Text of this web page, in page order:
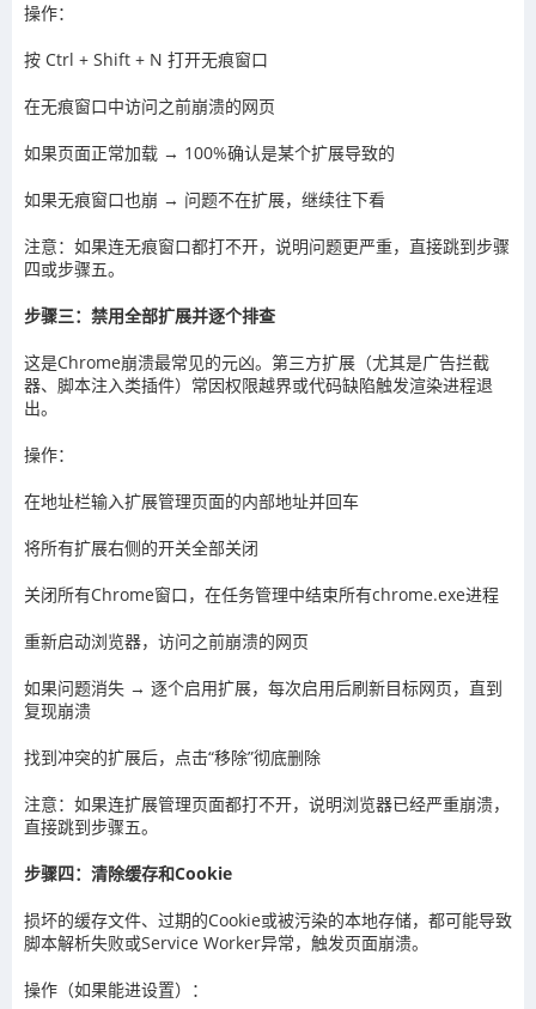
操作：
按 Ctrl + Shift + N 打开无痕窗口
在无痕窗口中访问之前崩溃的网页
如果页面正常加载 → 100%确认是某个扩展导致的
如果无痕窗口也崩 → 问题不在扩展，继续往下看
注意：如果连无痕窗口都打不开，说明问题更严重，直接跳到步骤
四或步骤五。
步骤三：禁用全部扩展并逐个排查
这是Chrome崩溃最常见的元凶。第三方扩展（尤其是广告拦截
器、脚本注入类插件）常因权限越界或代码缺陷触发渲染进程退
出。
操作：
在地址栏输入扩展管理页面的内部地址并回车
将所有扩展右侧的开关全部关闭
关闭所有Chrome窗口，在任务管理中结束所有chrome.exe进程
重新启动浏览器，访问之前崩溃的网页
如果问题消失 → 逐个启用扩展，每次启用后刷新目标网页，直到
复现崩溃
找到冲突的扩展后，点击“移除”彻底删除
注意：如果连扩展管理页面都打不开，说明浏览器已经严重崩溃，
直接跳到步骤五。
步骤四：清除缓存和Cookie
损坏的缓存文件、过期的Cookie或被污染的本地存储，都可能导致
脚本解析失败或Service Worker异常，触发页面崩溃。
操作（如果能进设置）：